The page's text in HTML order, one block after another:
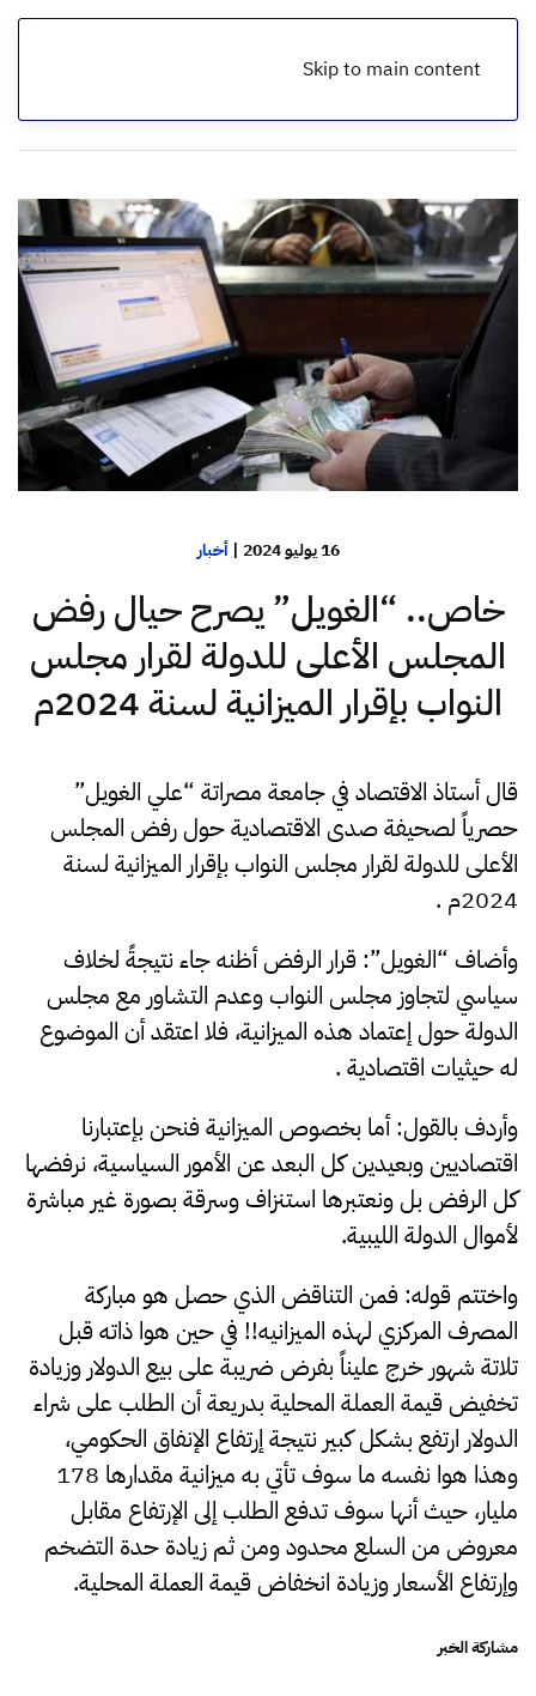
Skip to main content
الرئيسية
16 يوليو 2024 |أخبار
خاص.. “الغويل” يصرح حيال رفض
المجلس الأعلى للدولة لقرار مجلس
النواب بإقرار الميزانية لسنة 2024م
قال أستاذ الاقتصاد في جامعة مصراتة “علي الغويل”
حصرياً لصحيفة صدى الاقتصادية حول رفض المجلس
الأعلى للدولة لقرار مجلس النواب بإقرار الميزانية لسنة
2024م .
وأضاف “الغويل”: قرار الرفض أظنه جاء نتيجةً لخلاف
سياسي لتجاوز مجلس النواب وعدم التشاور مع مجلس
الدولة حول إعتماد هذه الميزانية، فلا اعتقد أن الموضوع
له حيثيات اقتصادية .
وأردف بالقول: أما بخصوص الميزانية فنحن بإعتبارنا
اقتصاديين وبعيدين كل البعد عن الأمور السياسية، نرفضها
كل الرفض بل ونعتبرها استنزاف وسرقة بصورة غير مباشرة
لأموال الدولة الليبية.
واختتم قوله: فمن التناقض الذي حصل هو مباركة
المصرف المركزي لهذه الميزانيه!! في حين هوا ذاته قبل
تلاتة شهور خرج عليناً بفرض ضريبة على بيع الدولار وزيادة
تخفيض قيمة العملة المحلية بدريعة أن الطلب على شراء
الدولار ارتفع بشكل كبير نتيجة إرتفاع الإنفاق الحكومي،
وهذا هوا نفسه ما سوف تأتي به ميزانية مقدارها 178
مليار، حيث أنها سوف تدفع الطلب إلى الإرتفاع مقابل
معروض من السلع محدود ومن ثم زيادة حدة التضخم
وإرتفاع الأسعار وزيادة انخفاض قيمة العملة المحلية.
مشاركة الخبر